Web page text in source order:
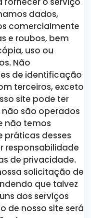
dados,
comercialmente
e roubos, bem
uso ou
Não
de identificação
terceiros, exceto
site pode ter
não são operados
não temos
práticas desses
responsabilidade
de privacidade.
solicitação de
que talvez
dos serviços
de nosso site será